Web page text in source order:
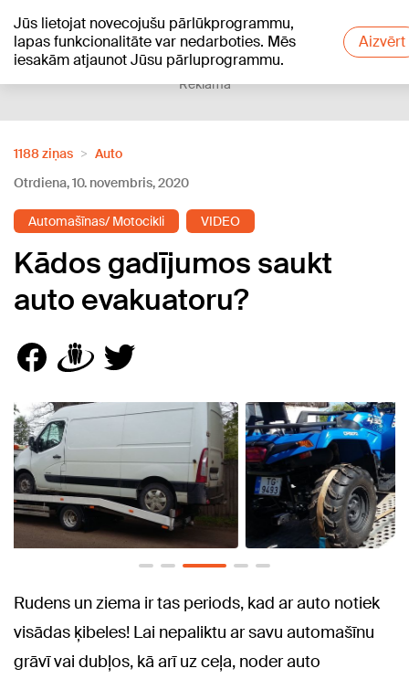
Jūs lietojat novecojušu pārlūkprogrammu,
lapas funkcionalitāte var nedarboties. Mēs
iesakām atjaunot Jūsu pārluprogrammu.
Aizvērt
+20°C
Reklāma
1188 ziņas
Auto
Otrdiena, 10. novembris, 2020
Automašīnas/ Motocikli VIDEO
Kādos gadījumos saukt
auto evakuatoru?
Rudens un ziema ir tas periods, kad ar auto notiek
visādas ķibeles! Lai nepaliktu ar savu automašīnu
grāvī vai dubļos, kā arī uz ceļa, noder auto